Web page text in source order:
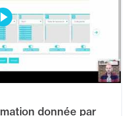
donnée par